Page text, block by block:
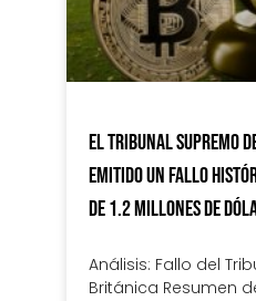
El Tribunal Supremo
emitido un fallo
de 1.2 millones de
Análisis: Fallo del
Británica Resumen